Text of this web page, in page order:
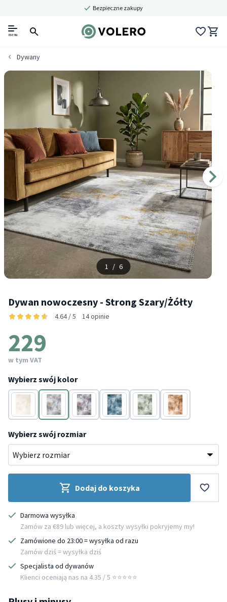
Bezpieczne zakupy
menu
Dywany
1 / 6
Dywan nowoczesny - Strong Szary/Żółty
4.64 / 5 14 opinie
229
w tym VAT
Wybierz swój kolor
KremowySzary Szary TurkusowyZielony Złoty
Wybierz swój rozmiar
Dodaj do koszyka
Darmowa wysyłka
Zamów za €89 lub więcej, a koszty wysyłki pokryjemy my!
Zamówione do 23:00 = wysyłka od razu
Zamów dziś = wysyłka dziś
Specjalista od dywanów
Klienci oceniają nas na 4.35 / 5 ⭐️⭐️⭐️⭐️⭐️